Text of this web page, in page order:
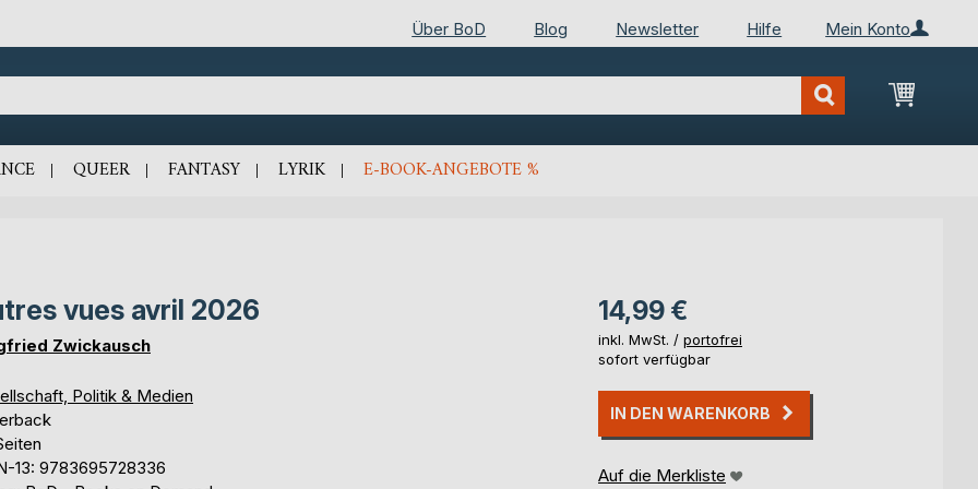
Mein Konto
Über BoD Blog Newsletter Hilfe
Mein
QUEER FANTASY LYRIK E-BOOK-ANGEBOTE %
vues avril 2026
Zwickausch
Politik & Medien
13: 9783695728336
14,99 €
inkl. MwSt. / portofrei
sofort verfügbar
IN DEN WARENKORB
Auf die Merkliste